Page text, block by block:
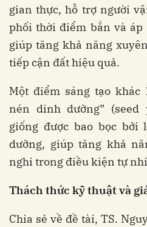
gian thực, hỗ trợ người
phối thời điểm bắn và
giúp tăng khả năng
tiếp cận đất hiệu quả.
Một điểm sáng tạo
nén dinh dưỡng” (seed
giống được bao bọc
dưỡng, giúp tăng khả
nghi trong điều kiện tự
Thách thức kỹ thuật và
Chia sẻ về đề tài, TS.